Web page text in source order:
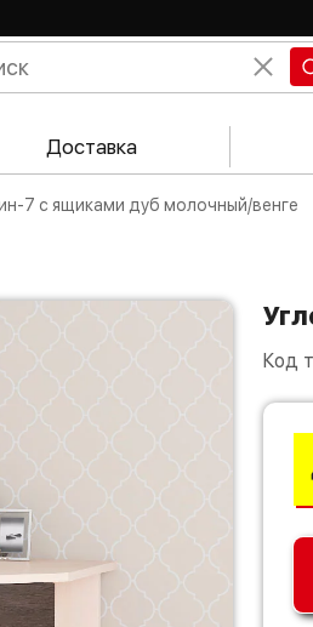
Доставка
7 с ящиками дуб молочный/венге
Код